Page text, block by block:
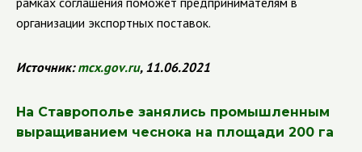
организации экспортных поставок.
Источник:mcx.gov.ru, 11.06.2021
На Ставрополье занялись промышленным
выращиванием чеснока на площади 200 га